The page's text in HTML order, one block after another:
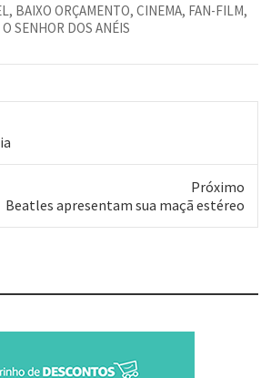
, BAIXO ORÇAMENTO, CINEMA, FAN-FILM,
O SENHOR DOS ANÉIS
Próximo
Beatles apresentam sua maçã estéreo